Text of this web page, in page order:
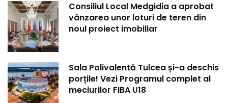
Consiliul Local Medgidia a aprobat
vânzarea unor loturi de teren din
noul proiect imobiliar
Sala Polivalentă Tulcea și-a deschis
porțile! Vezi Programul complet al
meciurilor FIBA U18